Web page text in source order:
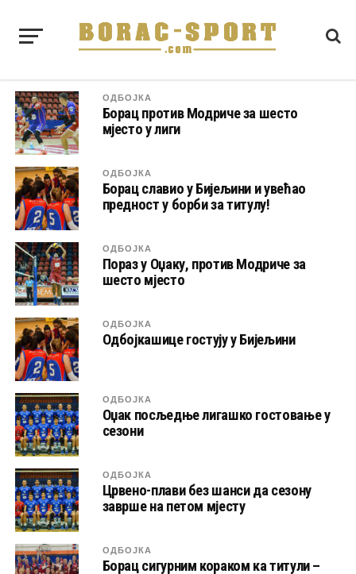
ОДБОЈКА
Борац против Модриче за шесто
мјесто у лиги
ОДБОЈКА
Борац славио у Бијељини и увећао
предност у борби за титулу!
ОДБОЈКА
Пораз у Оџаку, против Модриче за
шесто мјесто
ОДБОЈКА
Одбојкашице гостују у Бијељини
ОДБОЈКА
Оџак посљедње лигашко гостовање у
сезони
ОДБОЈКА
Црвено-плави без шанси да сезону
заврше на петом мјесту
ОДБОЈКА
Борац сигурним кораком ка титули –